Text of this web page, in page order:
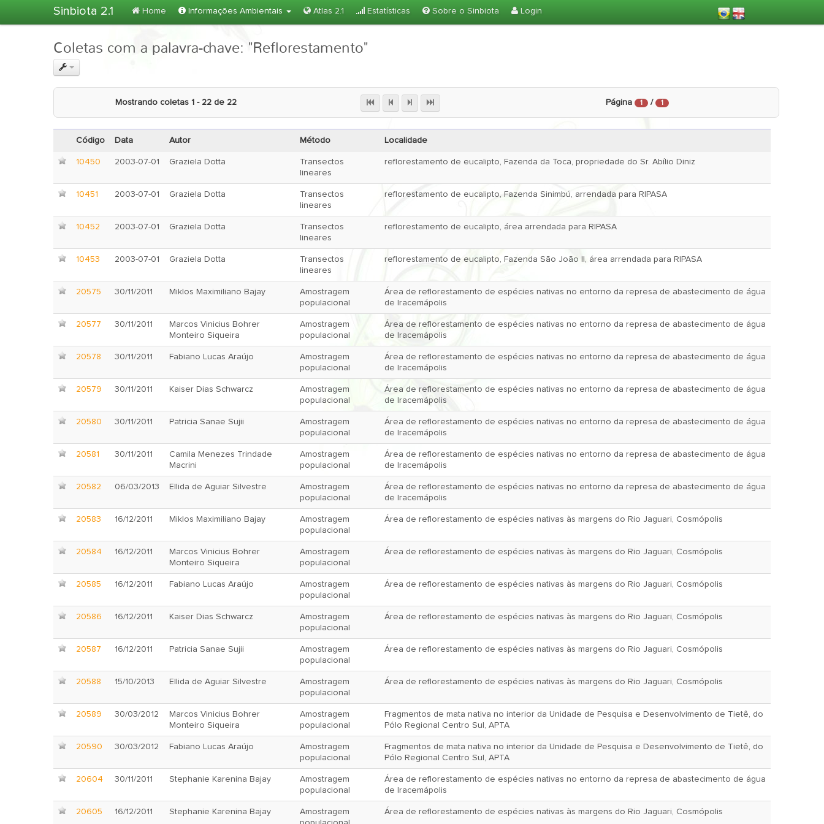
Sinbiota 2.1 Home Informações Ambientais Atlas 2.1 Estatísticas Sobre o Sinbiota Login
Coletas com a palavra-chave: "Reflorestamento"
Mostrando coletas 1 - 22 de 22 Página 1 / 1
Código Data Autor Método Localidade
10450 2003-07-01 Graziela Dotta
Transectos
lineares
reflorestamento de eucalipto, Fazenda da Toca, propriedade do Sr. Abílio Diniz
10451 2003-07-01 Graziela Dotta
Transectos
lineares
reflorestamento de eucalipto, Fazenda Sinimbú, arrendada para RIPASA
10452 2003-07-01 Graziela Dotta
Transectos
lineares
reflorestamento de eucalipto, área arrendada para RIPASA
10453 2003-07-01 Graziela Dotta
Transectos
lineares
reflorestamento de eucalipto, Fazenda São João II, área arrendada para RIPASA
20575 30/11/2011 Miklos Maximiliano Bajay
Amostragem
populacional
Área de reflorestamento de espécies nativas no entorno da represa de abastecimento de água
de Iracemápolis
20577 30/11/2011
Marcos Vinicius Bohrer
Monteiro Siqueira
Amostragem
populacional
Área de reflorestamento de espécies nativas no entorno da represa de abastecimento de água
de Iracemápolis
20578 30/11/2011 Fabiano Lucas Araújo
Amostragem
populacional
Área de reflorestamento de espécies nativas no entorno da represa de abastecimento de água
de Iracemápolis
20579 30/11/2011 Kaiser Dias Schwarcz
Amostragem
populacional
Área de reflorestamento de espécies nativas no entorno da represa de abastecimento de água
de Iracemápolis
20580 30/11/2011 Patricia Sanae Sujii
Amostragem
populacional
Área de reflorestamento de espécies nativas no entorno da represa de abastecimento de água
de Iracemápolis
20581 30/11/2011
Camila Menezes Trindade
Macrini
Amostragem
populacional
Área de reflorestamento de espécies nativas no entorno da represa de abastecimento de água
de Iracemápolis
20582 06/03/2013 Ellida de Aguiar Silvestre
Amostragem
populacional
Área de reflorestamento de espécies nativas no entorno da represa de abastecimento de água
de Iracemápolis
20583 16/12/2011 Miklos Maximiliano Bajay
Amostragem
populacional
Área de reflorestamento de espécies nativas às margens do Rio Jaguari, Cosmópolis
20584 16/12/2011
Marcos Vinicius Bohrer
Monteiro Siqueira
Amostragem
populacional
Área de reflorestamento de espécies nativas às margens do Rio Jaguari, Cosmópolis
20585 16/12/2011 Fabiano Lucas Araújo
Amostragem
populacional
Área de reflorestamento de espécies nativas às margens do Rio Jaguari, Cosmópolis
20586 16/12/2011 Kaiser Dias Schwarcz
Amostragem
populacional
Área de reflorestamento de espécies nativas às margens do Rio Jaguari, Cosmópolis
20587 16/12/2011 Patricia Sanae Sujii
Amostragem
populacional
Área de reflorestamento de espécies nativas às margens do Rio Jaguari, Cosmópolis
20588 15/10/2013 Ellida de Aguiar Silvestre
Amostragem
populacional
Área de reflorestamento de espécies nativas às margens do Rio Jaguari, Cosmópolis
20589 30/03/2012
Marcos Vinicius Bohrer
Monteiro Siqueira
Amostragem
populacional
Fragmentos de mata nativa no interior da Unidade de Pesquisa e Desenvolvimento de Tietê, do
Pólo Regional Centro Sul, APTA
20590 30/03/2012 Fabiano Lucas Araújo
Amostragem
populacional
Fragmentos de mata nativa no interior da Unidade de Pesquisa e Desenvolvimento de Tietê, do
Pólo Regional Centro Sul, APTA
20604 30/11/2011 Stephanie Karenina Bajay
Amostragem
populacional
Área de reflorestamento de espécies nativas no entorno da represa de abastecimento de água
de Iracemápolis
20605 16/12/2011 Stephanie Karenina Bajay
Amostragem
Área de reflorestamento de espécies nativas às margens do Rio Jaguari, Cosmópolis